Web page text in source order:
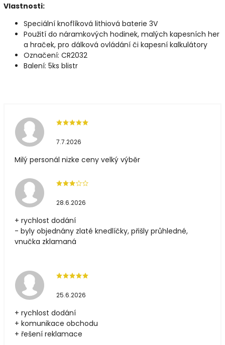
Vlastnosti:
Speciální knoflíková lithiová baterie 3V
Použití do náramkových hodinek, malých kapesních her
a hraček, pro dálková ovládání či kapesní kalkulátory
Označení: CR2032
Balení: 5ks blistr
7.7.2026
Milý personál nizke ceny velký výběr
28.6.2026
+ rychlost dodání
- byly objednány zlaté knedlíčky, přišly průhledné,
vnučka zklamaná
25.6.2026
+ rychlost dodání
+ komunikace obchodu
+ řešení reklamace